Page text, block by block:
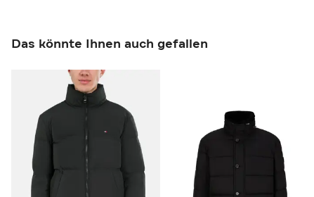
Das könnte Ihnen auch gefallen